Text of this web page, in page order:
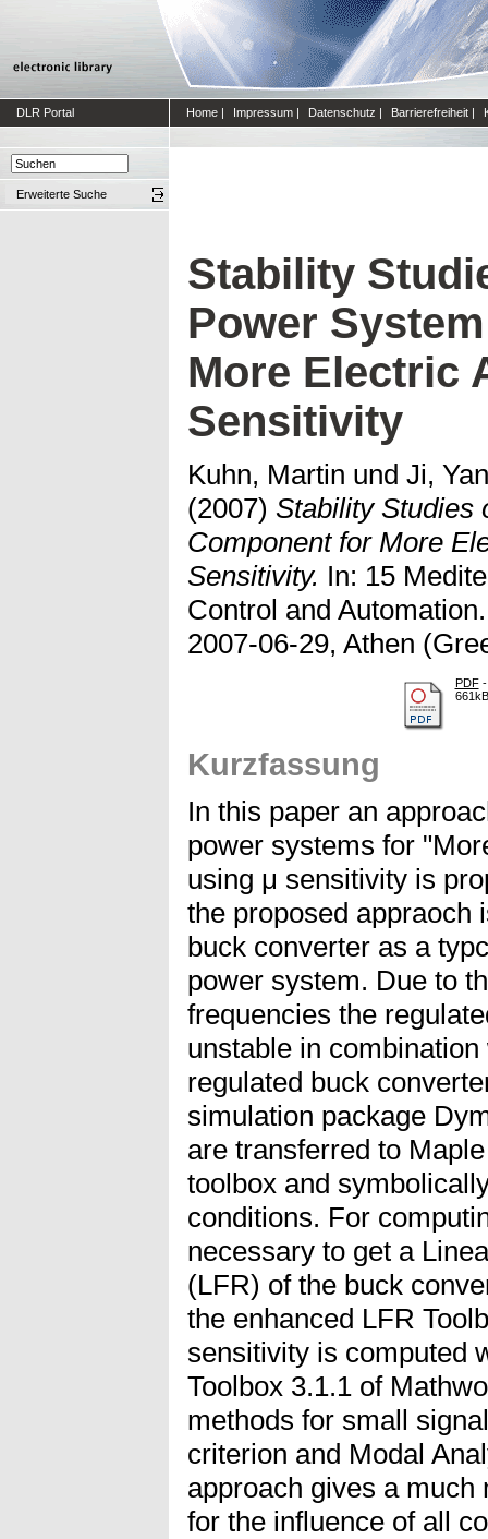
DLR Portal Home | Impressum | Datenschutz | Barrierefreiheit |
Erweiterte Suche
Stability
Power
More Electric
Sensitivity
Kuhn, Martin und Ji,
(2007) Stability Studies
Component for More
Sensitivity. In: 15
Control and
2007-06-29, Athen
PDF-
661kB
Kurzfassung
In this paper an
power systems for
using μ sensitivity is
the proposed appraoch
buck converter as a
power system. Due to
frequencies the
unstable in
regulated buck
simulation package
are transferred to
toolbox and
conditions. For
necessary to get a
(LFR) of the buck
the enhanced LFR
sensitivity is computed
Toolbox 3.1.1 of
methods for small
criterion and Modal
approach gives a
for the influence of all